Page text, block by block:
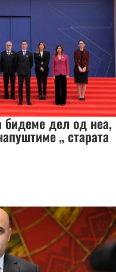
бидеме дел од неа,
„ старата